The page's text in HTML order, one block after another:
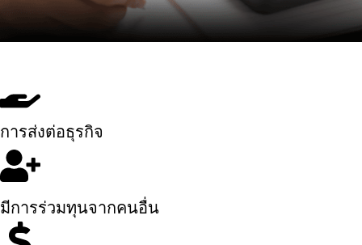
การส่งต่อธุรกิจ
มีการร่วมทุนจากคนอื่น